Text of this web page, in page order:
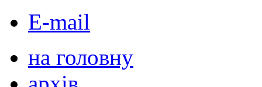
E-mail
на головну